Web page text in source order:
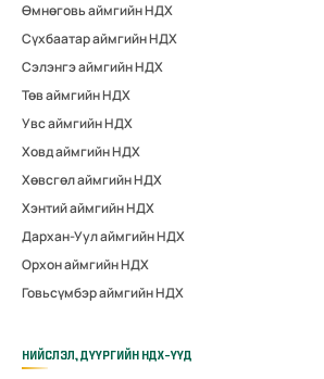
Өмнөговь аймгийн НДХ
Сүхбаатар аймгийн НДХ
Сэлэнгэ аймгийн НДХ
Төв аймгийн НДХ
Увс аймгийн НДХ
Ховд аймгийн НДХ
Хөвсгөл аймгийн НДХ
Хэнтий аймгийн НДХ
Дархан-Уул аймгийн НДХ
Орхон аймгийн НДХ
Говьсүмбэр аймгийн НДХ
НИЙСЛЭЛ, ДҮҮРГИЙН НДХ-ҮҮД